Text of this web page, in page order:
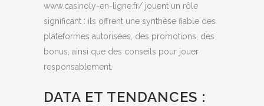
www.casinoly-en-ligne.fr/ jouent un rôle
significant : ils offrent une synthèse fiable des
plateformes autorisées, des promotions, des
bonus, ainsi que des conseils pour jouer
responsablement.
DATA ET TENDANCES :